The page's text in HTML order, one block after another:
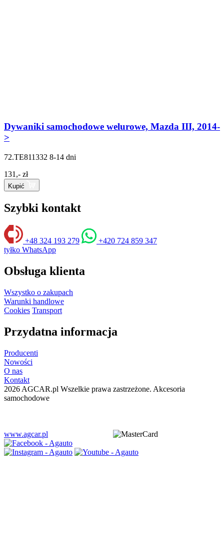
Dywaniki samochodowe welurowe, Mazda III, 2014-
>
72.TE811332 8-14 dni
131,- zł
Kupić
Szybki kontakt
+48 324 193 279
+420 724 859 347
tyłko WhatsApp
Obsługa klienta
Wszystko o zakupach
Warunki handlowe
Cookies Transport
Przydatna informacja
Producenti
Nowości
O nas
Kontakt
2026 AGCAR.pl Wszelkie prawa zastrzeżone. Akcesoria
samochodowe
www.agcar.pl